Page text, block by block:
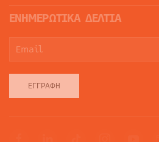
ΕΝΗΜΕΡΩΤΙΚΑ ΔΕΛΤΙΑ
ΕΓΓΡΑΦΉ